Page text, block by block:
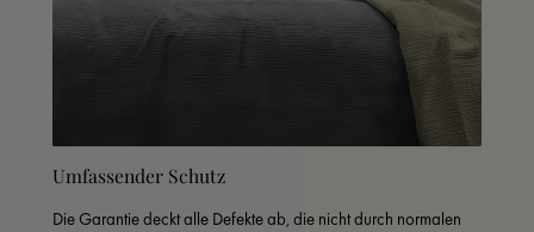
Umfassender Schutz
Die Garantie deckt alle Defekte ab, die nicht durch normalen